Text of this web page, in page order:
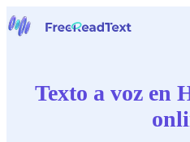
Herramientas
Texto a voz en